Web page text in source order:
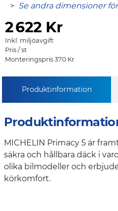
> Se andra dimensioner
2622 Kr
Inkl. miljöavgift
Pris / st
Monteringspris 370 Kr
Produktinformation
MICHELIN Primacy 5 är
säkra och hållbara däck i
olika bilmodeller och
körkomfort.